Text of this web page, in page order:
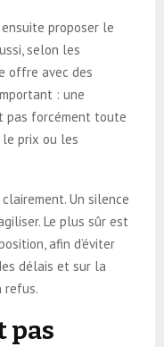
proposer le
selon les
offre avec des
: une
pas forcément toute
prix ou les
Un silence
Le plus sûr est
afin d’éviter
délais et sur la
refus.
pas